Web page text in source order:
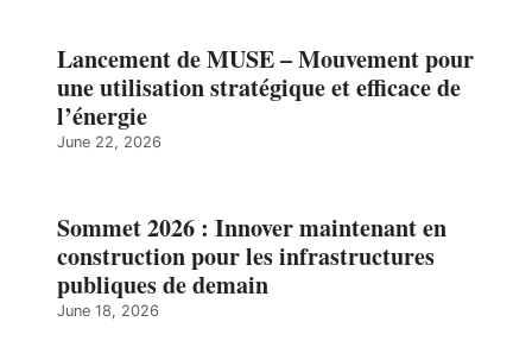
Lancement de MUSE – Mouvement pour
une utilisation stratégique et efficace de
l’énergie
June 22, 2026
Sommet 2026 : Innover maintenant en
construction pour les infrastructures
publiques de demain
June 18, 2026